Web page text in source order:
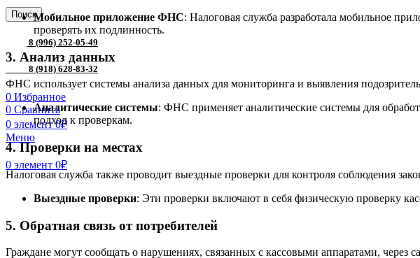
Поиск
8 (996) 252-05-49
8 (918) 628-83-32
0 Избранное
0 Сравнить
0 элемент 0₽
Меню
0 элемент 0₽
Мобильное приложение ФНС: Налоговая служба разработала мобильное
проверять их подлинность.
3. Анализ данных
ФНС использует системы анализа данных для мониторинга и выявления
Аналитические системы: ФНС применяет аналитические системы для
подход к проверкам.
4.Проверки на местах
Налоговая служба также проводит выездные проверки для контроля соблюдения
Выездные проверки: Эти проверки включают в себя физическую проверку
5. Обратная связь от потребителей
Граждане могут сообщать о нарушениях, связанных с кассовыми аппаратами,